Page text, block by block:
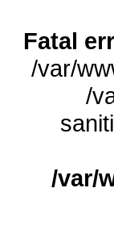
Fatal
/var/
/
/var/